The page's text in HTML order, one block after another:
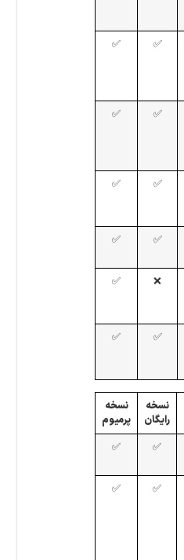
✅
✅
✅
✅
✅
✅
✅
✅
❌
✅
✅
✅
نسخه
رایگان
نسخه
پرمیوم
✅
✅
✅
✅